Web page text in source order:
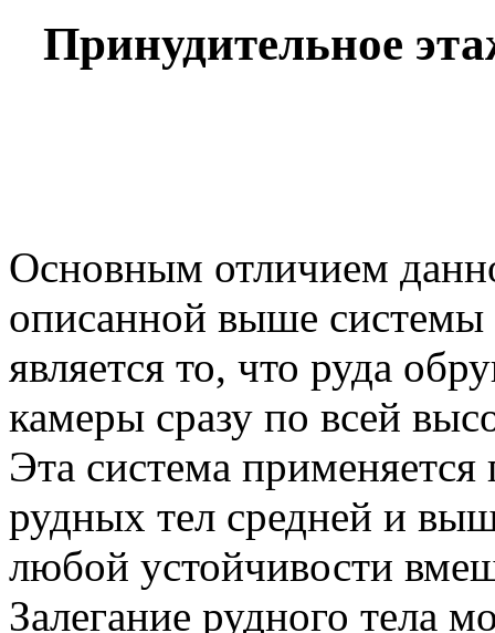
Принудительное
Основным отличием
описанной выше
является то, что руда
камеры сразу по всей
Эта система
рудных тел средней и
любой устойчивости
Залегание рудного тела